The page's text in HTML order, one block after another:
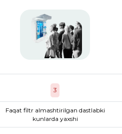
3
Faqat filtr almashtirilgan dastlabki
kunlarda yaxshi